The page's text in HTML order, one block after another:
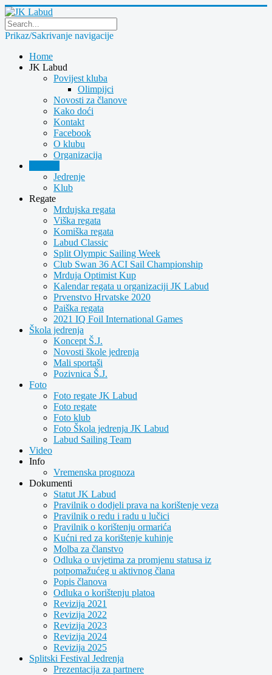
Prikaz/Sakrivanje navigacije
Home
JK Labud
Povijest kluba
Olimpijci
Novosti za članove
Kako doći
Kontakt
Facebook
O klubu
Organizacija
Jedrenje
Klub
Regate
Mrdujska regata
Viška regata
Komiška regata
Labud Classic
Split Olympic Sailing Week
Club Swan 36 ACI Sail Championship
Mrduja Optimist Kup
Kalendar regata u organizaciji JK Labud
Prvenstvo Hrvatske 2020
Paiška regata
2021 IQ Foil International Games
Škola jedrenja
Koncept Š.J.
Novosti škole jedrenja
Mali sportaši
Pozivnica Š.J.
Foto
Foto regate JK Labud
Foto regate
Foto klub
Foto Škola jedrenja JK Labud
Labud Sailing Team
Video
Info
Vremenska prognoza
Dokumenti
Statut JK Labud
Pravilnik o dodjeli prava na korištenje veza
Pravilnik o redu i radu u lučici
Pravilnik o korištenju ormarića
Kućni red za korištenje kuhinje
Molba za članstvo
Odluka o uvjetima za promjenu statusa iz
potpomažućeg u aktivnog člana
Popis članova
Odluka o korištenju platoa
Revizija 2021
Revizija 2022
Revizija 2023
Revizija 2024
Revizija 2025
Splitski Festival Jedrenja
Prezentacija za partnere